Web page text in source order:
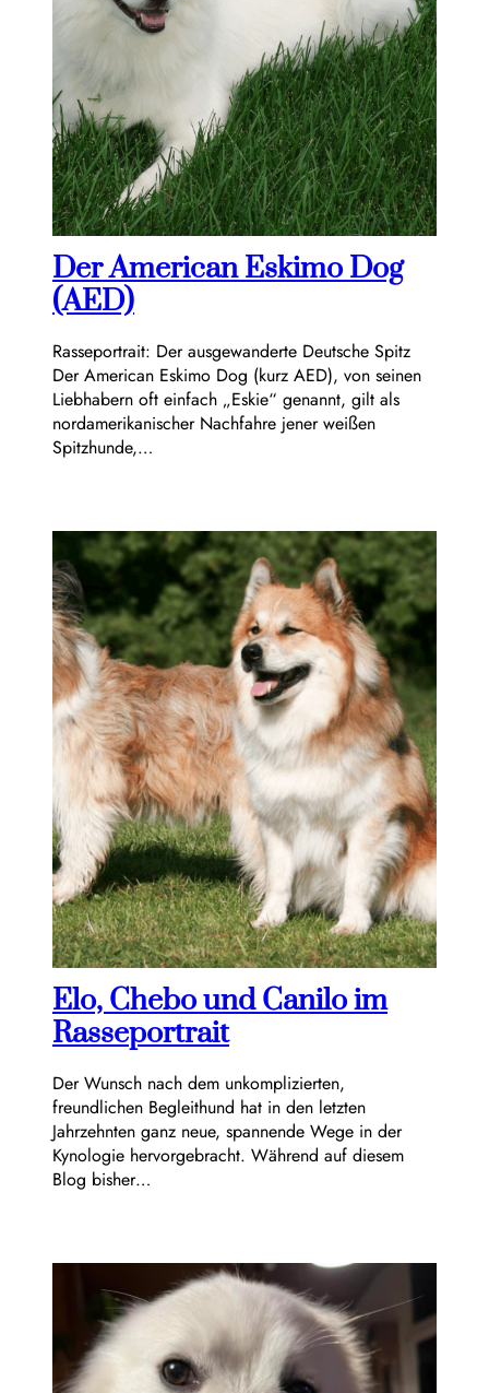
Der American Eskimo Dog
(AED)
Rasseportrait: Der ausgewanderte Deutsche Spitz
Der American Eskimo Dog (kurz AED), von seinen
Liebhabern oft einfach „Eskie“ genannt, gilt als
nordamerikanischer Nachfahre jener weißen
Spitzhunde,…
Elo, Chebo und Canilo im
Rasseportrait
Der Wunsch nach dem unkomplizierten,
freundlichen Begleithund hat in den letzten
Jahrzehnten ganz neue, spannende Wege in der
Kynologie hervorgebracht. Während auf diesem
Blog bisher…